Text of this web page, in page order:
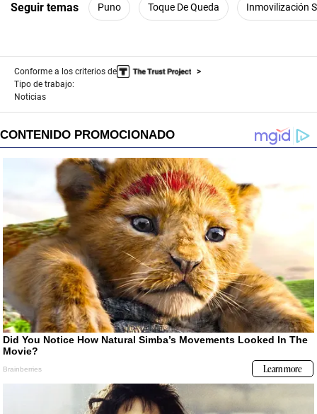
Seguir temas Puno Toque De Queda Inmovilización
Conforme a los criterios de
Tipo de trabajo:
Noticias